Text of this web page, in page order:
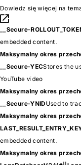
Dowiedz się więcej na
__Secure-
embedded content.
Maksymalny okres
__Secure-YECStores the
YouTube video
Maksymalny okres
__Secure-YNID Used to
Maksymalny okres
embedded content.
Maksymalny okres